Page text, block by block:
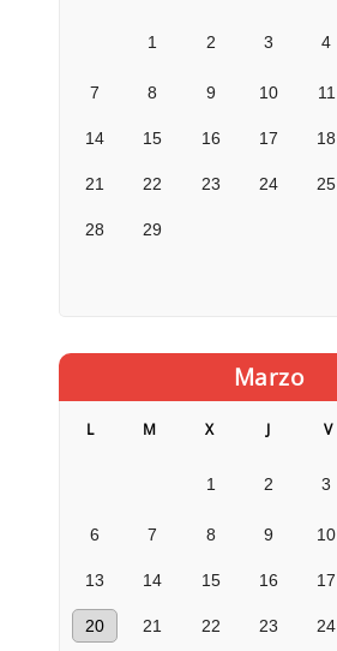
1 2 3 4
7 8 9 10 11
14 15 16 17 18
21 22 23 24 25
28 29
Marzo
L M X J V
1 2 3
6 7 8 9 10
13 14 15 16 17
20 21 22 23 24